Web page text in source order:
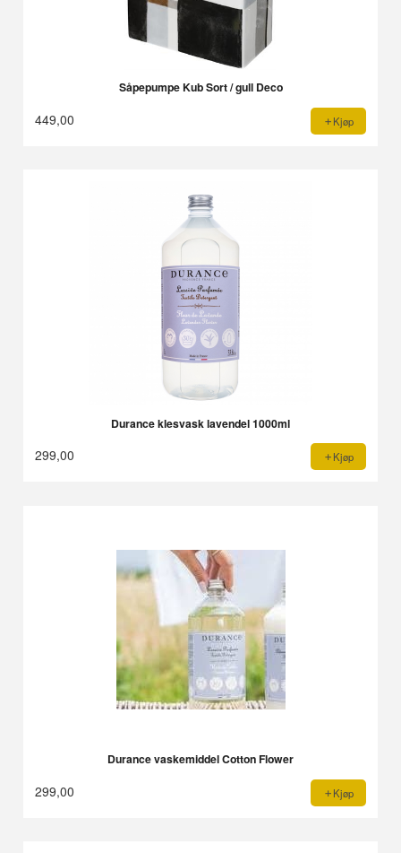
Såpepumpe Kub Sort / gull Deco
449,00 Kjøp
Durance klesvask lavendel 1000ml
299,00 Kjøp
Durance vaskemiddel Cotton Flower
299,00 Kjøp